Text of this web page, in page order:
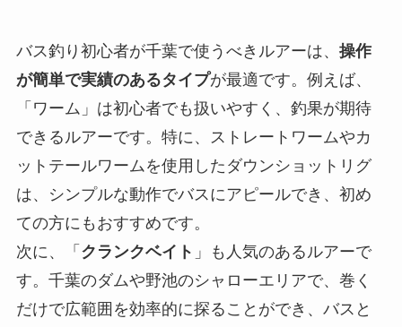
バス釣り初心者が千葉で使うべきルアーは、 操作
が簡単で実績のあるタイプが最適です。例えば、
「ワーム」は初心者でも扱いやすく、釣果が期待
できるルアーです。特に、ストレートワームやカ
ットテールワームを使用したダウンショットリグ
は、シンプルな動作でバスにアピールでき、初め
ての方にもおすすめです。
次に、「 クランクベイト 」も人気のあるルアーで
す。千葉のダムや野池のシャローエリアで、巻く
だけで広範囲を効率的に探ることができ、バスと